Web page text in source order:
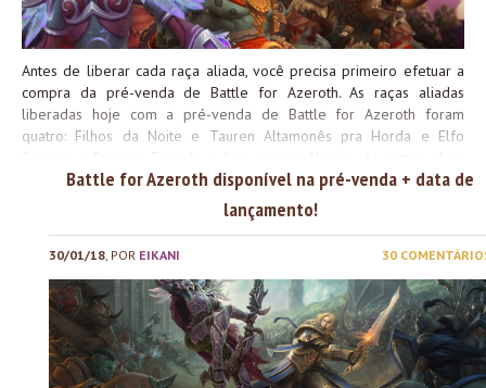
Antes de liberar cada raça aliada, você precisa primeiro efetuar a
compra da pré-venda de Battle for Azeroth. As raças aliadas
liberadas hoje com a pré-venda de Battle for Azeroth foram
quatro: Filhos da Noite e Tauren Altamonês pra Horda e Elfo
raças aliadas anunciadas na BlizzCon chegarão com o lançamento
da expansão e também terão requerimentos de reputação e
missões para serem liberadas no futuro. Missões e Conquistas Feito
isso, você precisa completar algumas conquistas de missões e
conseguir exaltado com a facção relacionada. Restrições Há
algumas restrições quando você for criar uma raça aliada.
Classes disponíveis para cada raça: Itens de Herança das Raças
Cada raça aliada tem uma coleção de Itens de Herança própria e
que não pode ser utilizado por nenhuma outra raça. Esses
conjuntos são cosméticos e podem ser utilizados em qualquer
Battle for Azeroth disponível na pré-venda + data de
lançamento!
30/01/18, POR EIKANI 30